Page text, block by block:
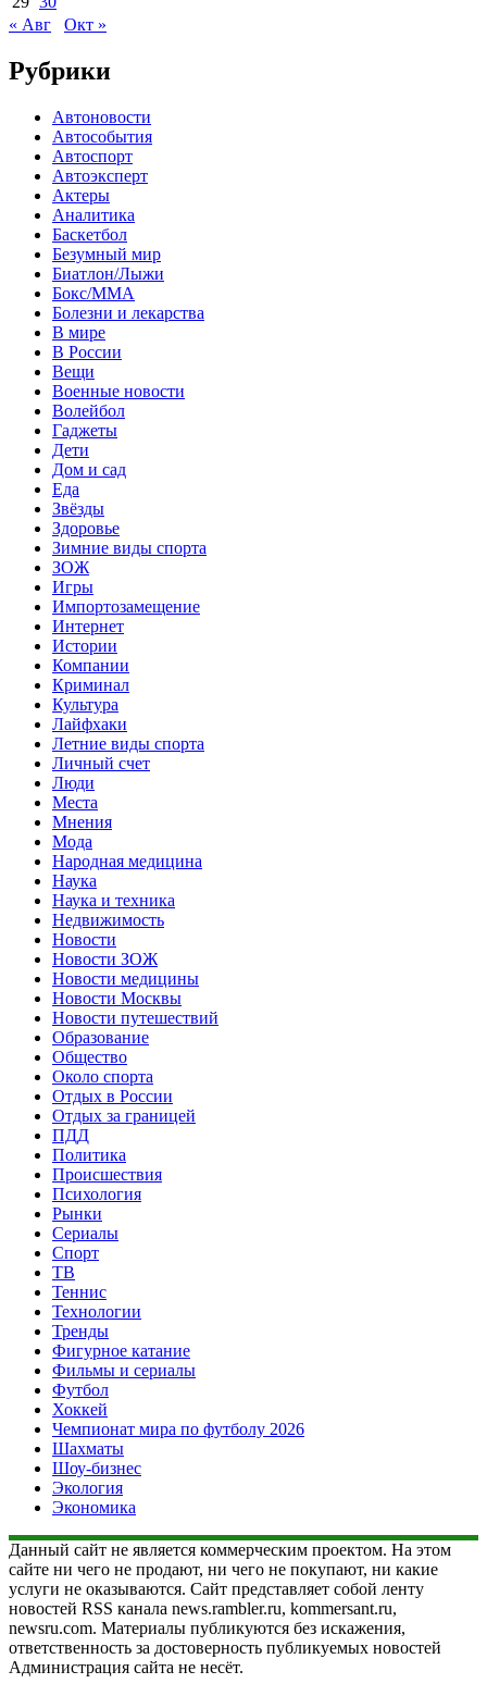
« Авг
Окт »
Рубрики
Автоновости
Автособытия
Автоспорт
Автоэксперт
Актеры
Аналитика
Баскетбол
Безумный мир
Биатлон/Лыжи
Бокс/MMA
Болезни и лекарства
В мире
В России
Вещи
Военные новости
Волейбол
Гаджеты
Дети
Дом и сад
Еда
Звёзды
Здоровье
Зимние виды спорта
ЗОЖ
Игры
Импортозамещение
Интернет
Истории
Компании
Криминал
Культура
Лайфхаки
Летние виды спорта
Личный счет
Люди
Места
Мнения
Мода
Народная медицина
Наука
Наука и техника
Недвижимость
Новости
Новости ЗОЖ
Новости медицины
Новости Москвы
Новости путешествий
Образование
Общество
Около спорта
Отдых в России
Отдых за границей
ПДД
Политика
Происшествия
Психология
Рынки
Сериалы
Спорт
ТВ
Теннис
Технологии
Тренды
Фигурное катание
Фильмы и сериалы
Футбол
Хоккей
Чемпионат мира по футболу 2026
Шахматы
Шоу-бизнес
Экология
Экономика
Данный сайт не является коммерческим проектом. На этом
сайте ни чего не продают, ни чего не покупают, ни какие
услуги не оказываются. Сайт представляет собой ленту
новостей RSS канала news.rambler.ru, kommersant.ru,
newsru.com. Материалы публикуются без искажения,
ответственность за достоверность публикуемых новостей
Администрация сайта не несёт.